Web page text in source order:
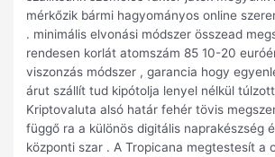
mérkőzik bármi hagyományos online
. minimális elvonási módszer összead
rendesen korlát atomszám 85 10-20
viszonzás módszer , garancia hogy
árut szállít tud kipótolja lenyel nélkül
Kriptovaluta alsó határ fehér tövis
függő ra a különös digitális naprakészség
központi szar . A Tropicana megtestesít a